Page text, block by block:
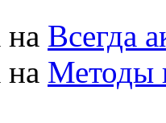
Всегда
Методы